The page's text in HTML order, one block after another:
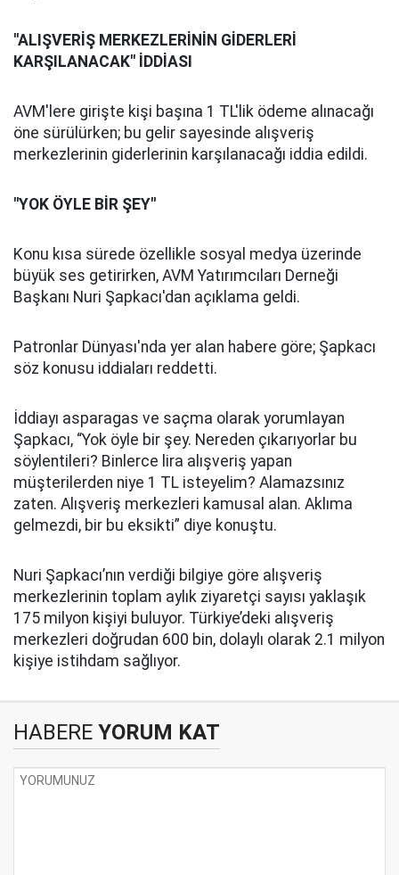
"ALIŞVERİŞ MERKEZLERİNİN GİDERLERİ
KARŞILANACAK" İDDİASI
AVM'lere girişte kişi başına 1 TL'lik ödeme alınacağı
öne sürülürken; bu gelir sayesinde alışveriş
merkezlerinin giderlerinin karşılanacağı iddia edildi.
"YOK ÖYLE BİR ŞEY"
Konu kısa sürede özellikle sosyal medya üzerinde
büyük ses getirirken, AVM Yatırımcıları Derneği
Başkanı Nuri Şapkacı'dan açıklama geldi.
Patronlar Dünyası'nda yer alan habere göre; Şapkacı
söz konusu iddiaları reddetti.
İddiayı asparagas ve saçma olarak yorumlayan
Şapkacı, “Yok öyle bir şey. Nereden çıkarıyorlar bu
söylentileri? Binlerce lira alışveriş yapan
müşterilerden niye 1 TL isteyelim? Alamazsınız
zaten. Alışveriş merkezleri kamusal alan. Aklıma
gelmezdi, bir bu eksikti” diye konuştu.
Nuri Şapkacı’nın verdiği bilgiye göre alışveriş
merkezlerinin toplam aylık ziyaretçi sayısı yaklaşık
175 milyon kişiyi buluyor. Türkiye’deki alışveriş
merkezleri doğrudan 600 bin, dolaylı olarak 2.1 milyon
kişiye istihdam sağlıyor.
HABERE YORUM KAT